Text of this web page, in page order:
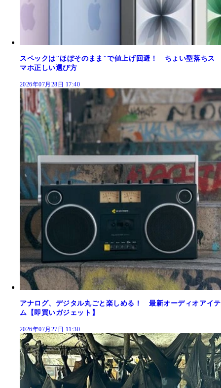
スペックは"ほぼそのまま"で値上げ回避！ ちょい型落ちス
マホ正しい選び方
2026年07月28日 17:40
アナログ、デジタル丸ごと楽しめる！ 最新オーディオアイテ
ム【即買いガジェット】
2026年07月27日 11:30